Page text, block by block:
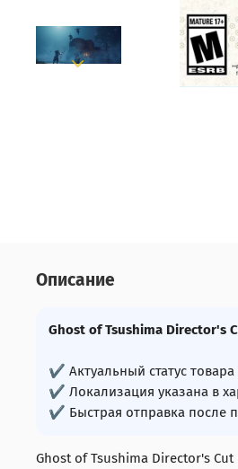
Описание
Ghost of Tsushima Director's
✔ Актуальный статус
✔ Локализация указана в
✔ Быстрая отправка после
Ghost of Tsushima Director's